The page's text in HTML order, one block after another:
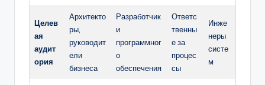
Целев
ая
аудит
ория
Архитекто
ры,
руководит
ели
бизнеса
Разработчик
и
программног
о
обеспечения
Ответс
твенны
е за
процес
сы
Инже
неры
систе
м